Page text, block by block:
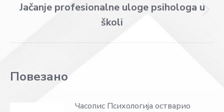
post:
Jačanje profesionalne uloge psihologa u
školi
Повезано
Часопис Психологија остварио